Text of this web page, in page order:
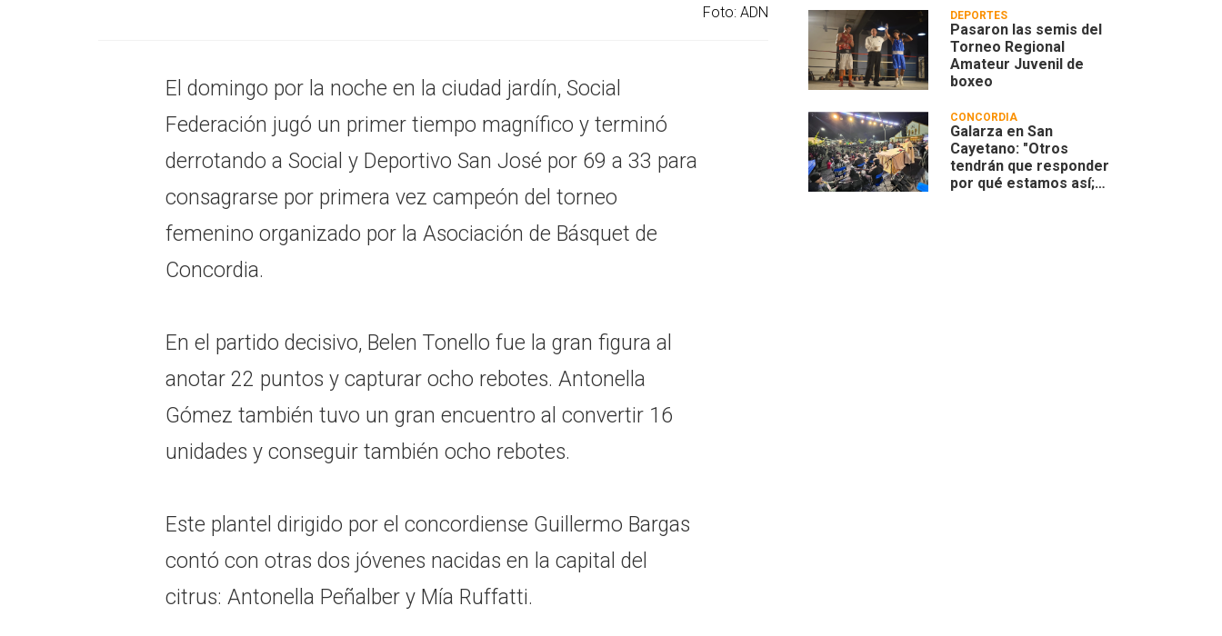
Foto: ADN
El domingo por la noche en la ciudad jardín, Social
Federación jugó un primer tiempo magnífico y terminó
derrotando a Social y Deportivo San José por 69 a 33 para
consagrarse por primera vez campeón del torneo
femenino organizado por la Asociación de Básquet de
Concordia.
En el partido decisivo, Belen Tonello fue la gran figura al
anotar 22 puntos y capturar ocho rebotes. Antonella
Gómez también tuvo un gran encuentro al convertir 16
unidades y conseguir también ocho rebotes.
Este plantel dirigido por el concordiense Guillermo Bargas
contó con otras dos jóvenes nacidas en la capital del
citrus: Antonella Peñalber y Mía Ruffatti.
DEPORTES
Pasaron las semis del
Torneo Regional
Amateur Juvenil de
boxeo
CONCORDIA
Galarza en San
Cayetano: "Otros
tendrán que responder
por qué estamos así;